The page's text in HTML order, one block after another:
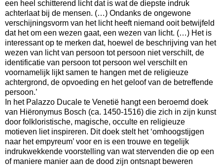
een heel schitterend licht dat is wat de diepste indruk
achterlaat bij de mensen. (…) Ondanks de ongewone
verschijningsvorm van het licht heeft niemand ooit betwijfeld
dat het om een wezen gaat, een wezen van licht. (…) Het is
interessant op te merken dat, hoewel de beschrijving van het
wezen van licht van persoon tot persoon niet verschilt, de
identificatie van persoon tot persoon wel verschilt en
voornamelijk lijkt samen te hangen met de religieuze
achtergrond, de opvoeding en het geloof van de betreffende
persoon.’
In het Palazzo Ducale te Venetië hangt een beroemd doek
van Hiëronymus Bosch (ca. 1450-1516) die zich in zijn kunst
door folkloristische, magische, occulte en religieuze
motieven liet inspireren. Dit doek stelt het ‘omhoogstijgen
naar het empyreum’ voor en is een trouwe en tegelijk
indrukwekkende voorstelling van wat stervenden die op een
of maniere manier aan de dood zijn ontsnapt beweren